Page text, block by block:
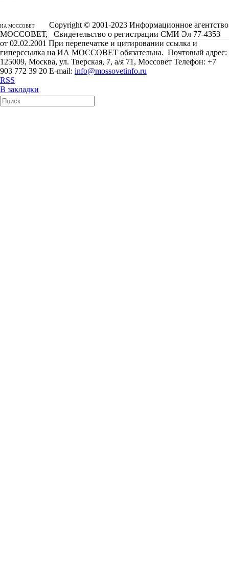
ИА МОССОВЕТ
Copyright © 2001-2023 Информационное агентство
МОССОВЕТ, Свидетельство о регистрации СМИ Эл 77-4353
от 02.02.2001 При перепечатке и цитировании ссылка и
гиперссылка на ИА МОССОВЕТ обязательна. Почтовый адрес:
125009, Москва, ул. Тверская, 7, а/я 71, Моссовет Телефон: +7
903 772 39 20 E-mail: info@mossovetinfo.ru
RSS
В закладки